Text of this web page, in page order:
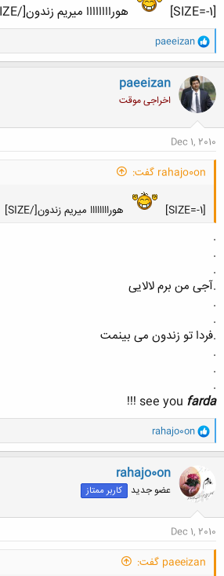
کلیک کنید تا باز شود... [SIZE=-1] هوراااااااا میریم زندون[/SIZE]
و
ا
ک
ن
ش
ه
ا
paeeizan
paeeizan
اخراجی موقت
Dec 1, 2010
rahajo0on گفت:
[SIZE=-1] هوراااااااا میریم زندون[/SIZE]
.
.
.
.آجی من برم لالایی
.
.
.فردا تو زندون می بینمت
.
.
.
see you farda
!!!
و
ا
ک
ن
ش
ه
ا
rahajo0on
rahajo0on
عضو جدید کاربر ممتاز
Dec 1, 2010
paeeizan گفت: